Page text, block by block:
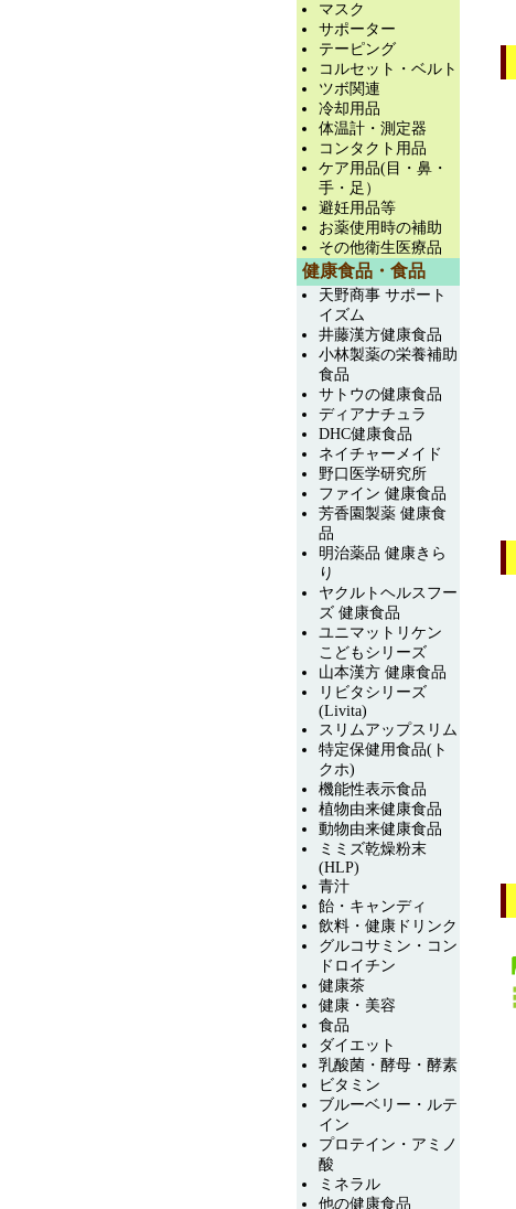
マスク
サポーター
テーピング
コルセット・ベルト
ツボ関連
冷却用品
体温計・測定器
コンタクト用品
ケア用品(目・鼻・
手・足）
避妊用品等
お薬使用時の補助
その他衛生医療品
健康食品・食品
天野商事 サポート
イズム
井藤漢方健康食品
小林製薬の栄養補助
食品
サトウの健康食品
ディアナチュラ
DHC健康食品
ネイチャーメイド
野口医学研究所
ファイン 健康食品
芳香園製薬 健康食
品
明治薬品 健康きら
り
ヤクルトヘルスフー
ズ 健康食品
ユニマットリケン
こどもシリーズ
山本漢方 健康食品
リビタシリーズ
(Livita)
スリムアップスリム
特定保健用食品(ト
クホ)
機能性表示食品
植物由来健康食品
動物由来健康食品
ミミズ乾燥粉末
(HLP)
青汁
飴・キャンディ
飲料・健康ドリンク
グルコサミン・コン
ドロイチン
健康茶
健康・美容
食品
ダイエット
乳酸菌・酵母・酵素
ビタミン
ブルーベリー・ルテ
イン
プロテイン・アミノ
酸
ミネラル
他の健康食品